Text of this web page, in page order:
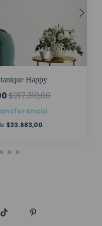
Happy
$217.310,00
$33.683,00